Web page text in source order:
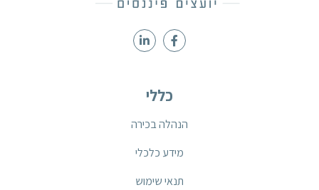
כללי
הנהלה בכירה
מידע כלכלי
תנאי שימוש